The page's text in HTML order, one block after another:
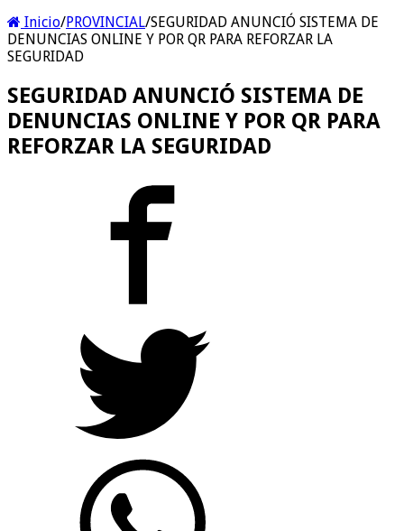
Inicio/PROVINCIAL/SEGURIDAD ANUNCIÓ SISTEMA DE
DENUNCIAS ONLINE Y POR QR PARA REFORZAR LA
SEGURIDAD
SEGURIDAD ANUNCIÓ SISTEMA DE
DENUNCIAS ONLINE Y POR QR PARA
REFORZAR LA SEGURIDAD